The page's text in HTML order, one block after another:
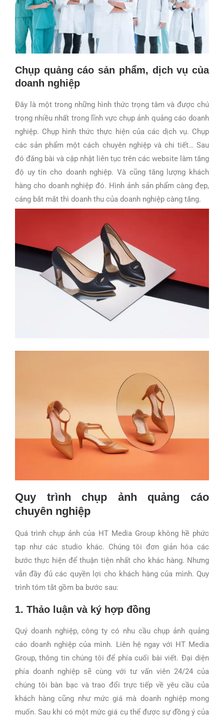
Chụp quảng cáo sản phẩm, dịch vụ của
doanh nghiệp
Đây là một trong những hình thức trọng tâm và được chú
trọng nhiều nhất trong lĩnh vực chụp ảnh quảng cáo doanh
nghiệp. Chụp hình thức thực hiện của các dịch vụ. Chụp
các sản phẩm một cách chuyên nghiệp và chi tiết… Sau
đó đăng bài và cập nhật liên tục trên các website làm tăng
độ uy tín cho doanh nghiệp. Và cũng tăng lượng khách
hàng cho doanh nghiệp đó. Hình ảnh sản phẩm càng đẹp,
cáng bắt mắt thì doanh thu của doanh nghiệp càng tăng.
Quy trình chụp ảnh quảng cáo
chuyên nghiệp
Quá trình chụp ảnh của HT Media Group không hề phức
tạp như các studio khác. Chúng tôi đơn giản hóa các
bước thực hiện để thuận tiện nhất cho khác hàng. Nhưng
vẫn đầy đủ các quyền lợi cho khách hàng của mình. Quy
trình tóm tắt gồm ba bước sau:
1. Thảo luận và ký hợp đồng
Quý doanh nghiệp, công ty có nhu cầu chụp ảnh quảng
cáo doanh nghiệp của mình. Liên hệ ngay với HT Media
Group, thông tin chúng tôi để phía cuối bài viết. Đại diện
phía doanh nghiệp sẽ cùng với tư vấn viên 24/24 của
chúng tôi bàn bạc và trao đổi trực tiếp về yêu cầu của
khách hàng cũng như mức giá mà doanh nghiệp mong
muốn. Sau khi có một mức giá cụ thể được sự đồng ý của